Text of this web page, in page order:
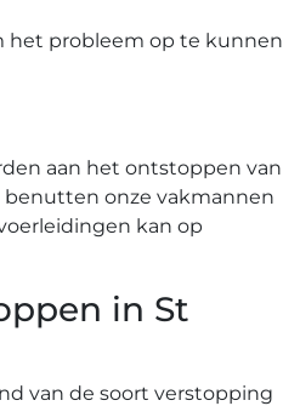
het probleem op te kunnen
aan het ontstoppen van
benutten onze vakmannen
kan op
in St
van de soort verstopping